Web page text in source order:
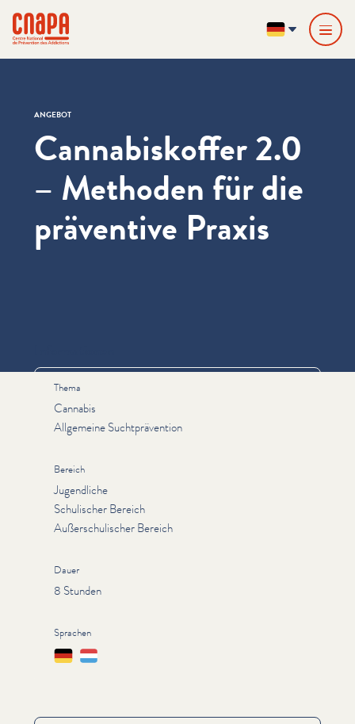
cnapa
DE
ANGEBOT
Cannabiskoffer 2.0
– Methoden für die
präventive Praxis
Thema
Cannabis
Allgemeine Suchtprävention
Bereich
Jugendliche
Schulischer Bereich
Außerschulischer Bereich
Dauer
8 Stunden
Sprachen
DeutschLëtzebuergesch